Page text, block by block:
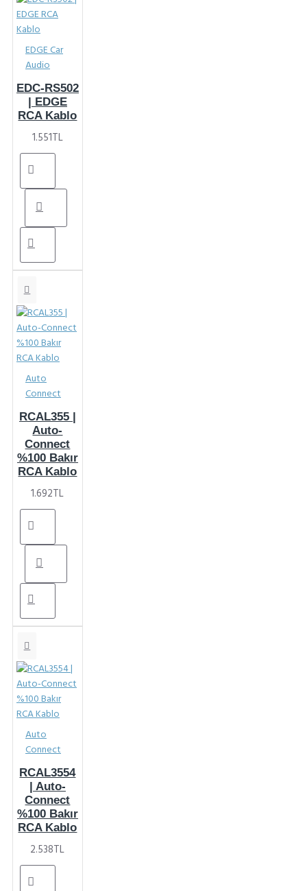
EDGE Car
Audio
EDC-RS502
| EDGE
RCA Kablo
1.551TL
Auto
Connect
RCAL355 |
Auto-
Connect
%100 Bakır
RCA Kablo
1.692TL
Auto
Connect
RCAL3554
| Auto-
Connect
%100 Bakır
RCA Kablo
2.538TL